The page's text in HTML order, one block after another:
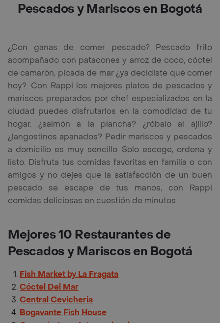
Pescados y Mariscos en Bogotá
¿Con ganas de comer pescado? Pescado frito
acompañado con patacones y arroz de coco, cóctel
de camarón, picada de mar ¿ya decidiste qué comer
hoy?. Con Rappi los mejores platos de pescados y
mariscos preparados por chef especializados en la
ciudad puedes disfrutarlos en la comodidad de tu
hogar. ¿salmón a la plancha? ¿róbalo al ajillo?
¿langostinos apanados? Pedir mariscos y pescados
a domicilio es muy sencillo. Solo escoge, ordena y
listo. Disfruta tus comidas favoritas en familia o con
amigos y no dejes que la satisfacción de un buen
pescado se escape de tus manos, con Rappi
comidas deliciosas en cuestión de minutos.
Mejores 10 Restaurantes de
Pescados y Mariscos en Bogotá
Fish Market by La Fragata
Cóctel Del Mar
Central Cevicheria
Bogavante Fish House